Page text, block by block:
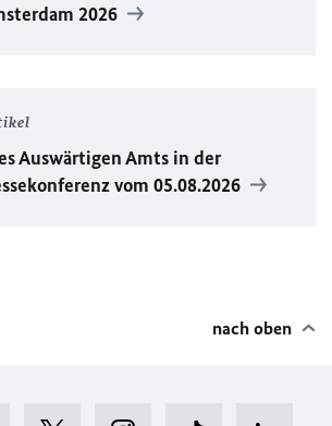
2026
Auswärtigen Amts in der
vom 05.08.2026
nach oben